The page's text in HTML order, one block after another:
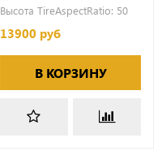
Высота TireAspectRatio: 50
13900 руб
В КОРЗИНУ